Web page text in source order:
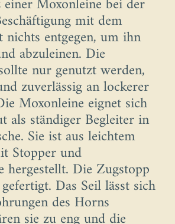
mit dem
entgegen, um ihn
abzuleinen. Die
nur genutzt werden,
zuverlässig an lockerer
Moxonleine eignet sich
als ständiger Begleiter in
Sie ist aus leichtem
Stopper und
hergestellt. Die Zugstopp
Das Seil lässt sich
des Horns